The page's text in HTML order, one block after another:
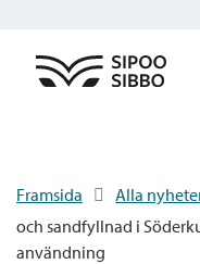
Framsida Alla
och sandfyllnad i
användning